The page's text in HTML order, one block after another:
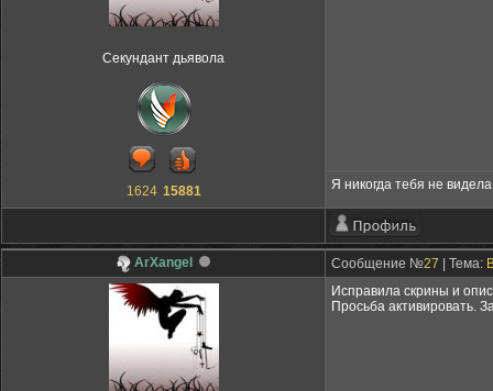
Секундант дьявола
1624 15881 Я никогда тебя не
ArXangel Сообщение №27 | Тема:
Исправила скрины и
Просьба активировать.